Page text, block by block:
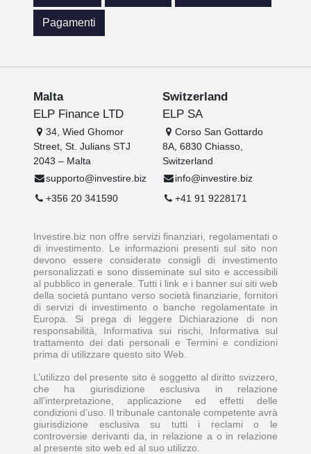
Pagamenti
Malta
ELP Finance LTD
34, Wied Ghomor
Street, St. Julians STJ
2043 – Malta
supporto@investire.biz
+356 20 341590
Switzerland
ELP SA
Corso San Gottardo
8A, 6830 Chiasso,
Switzerland
info@investire.biz
+41 91 9228171
Investire.biz non offre servizi finanziari, regolamentati o
di investimento. Le informazioni presenti sul sito non
devono essere considerate consigli di investimento
personalizzati e sono disseminate sul sito e accessibili
al pubblico in generale. Tutti i link e i banner sui siti web
della società puntano verso società finanziarie, fornitori
di servizi di investimento o banche regolamentate in
Europa. Si prega di leggere Dichiarazione di non
responsabilità, Informativa sui rischi, Informativa sul
trattamento dei dati personali e Termini e condizioni
prima di utilizzare questo sito Web.
L’utilizzo del presente sito è soggetto al diritto svizzero,
che ha giurisdizione esclusiva in relazione
all’interpretazione, applicazione ed effetti delle
condizioni d’uso. Il tribunale cantonale competente avrà
giurisdizione esclusiva su tutti i reclami o le
controversie derivanti da, in relazione a o in relazione
al presente sito web ed al suo utilizzo.